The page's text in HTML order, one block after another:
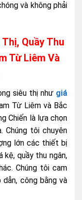
và không phải
Quầy Thu
Từ Liêm Và
siêu thị như giá
Từ Liêm và Bắc
Chiến là lựa chọn
Chúng tôi chuyên
lớn các thiết bị
kệ, quầy thu ngân,
Chúng tôi cam
công bằng và